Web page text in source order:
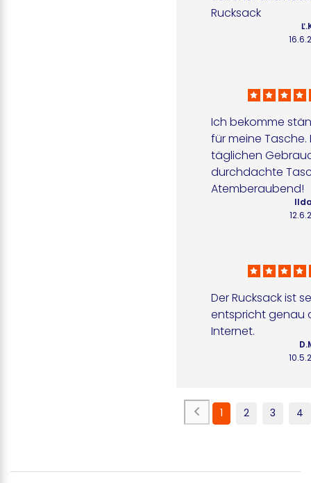
Rucksack
Ich bekomme
für meine
täglichen
durchdachte
Atemberaubend!
Der Rucksack ist
entspricht genau
Internet.
1 2 3 4